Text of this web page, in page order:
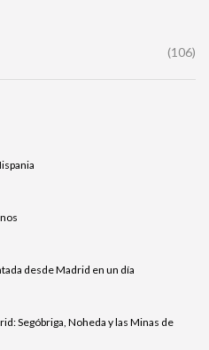
(106)
desde Madrid en un día
Segóbriga, Noheda y las Minas de